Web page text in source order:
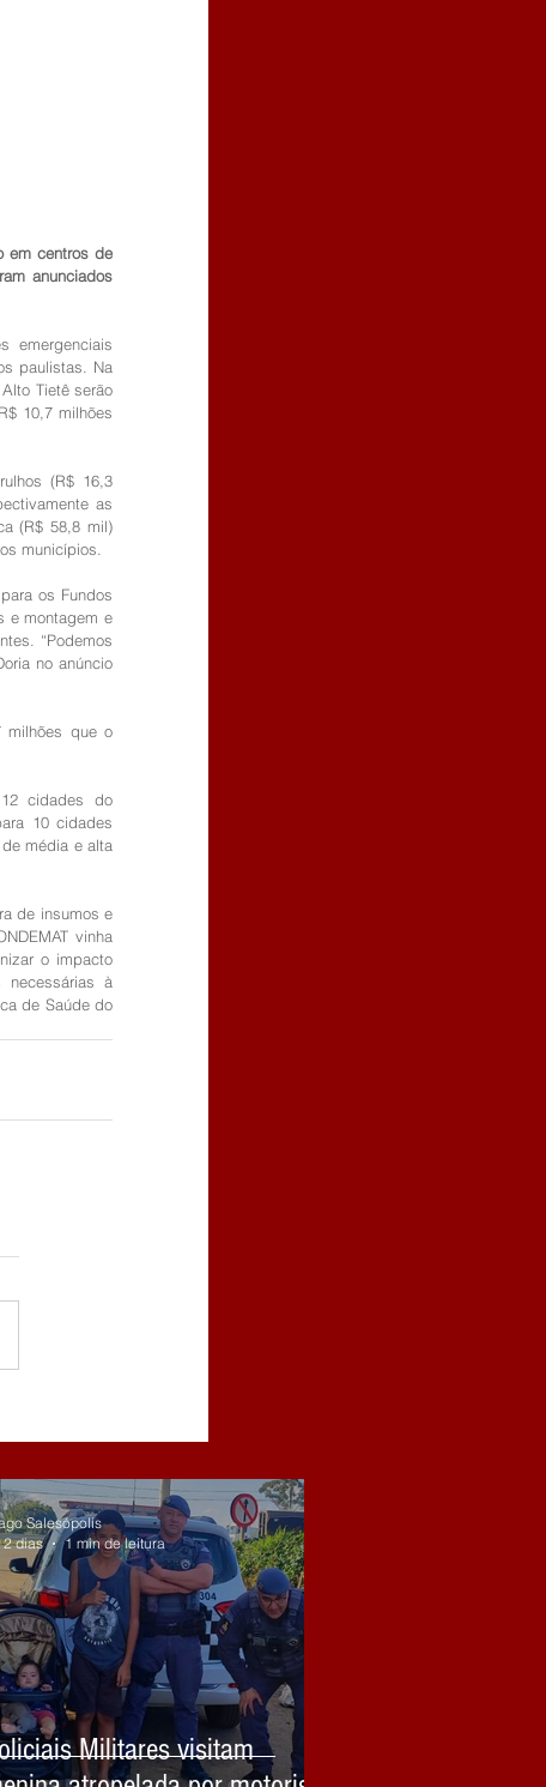
em centros de
anunciados
emergenciais
paulistas. Na
Tietê serão
10,7 milhões
(R$ 16,3
as
(R$ 58,8 mil)
municípios.
os Fundos
e montagem e
“Podemos
no anúncio
milhões que o
cidades do
10 cidades
média e alta
de insumos e
vinha
o impacto
necessárias à
de Saúde do
Militares visitam
Salesópolis
2 dias
1 min de leitura